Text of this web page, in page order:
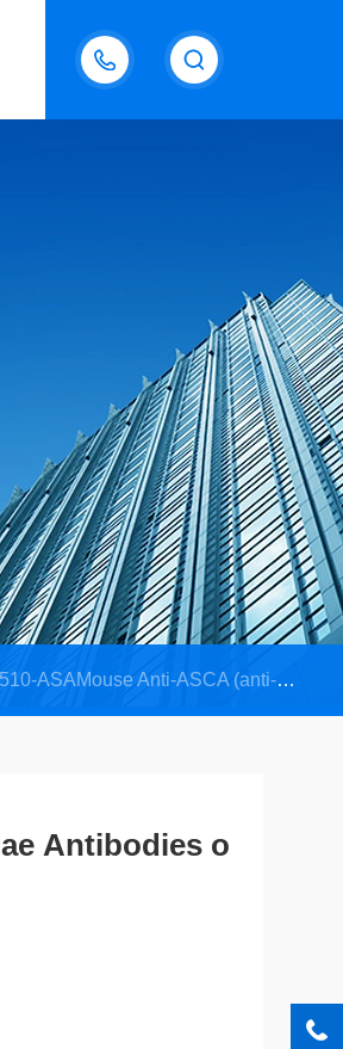
18611095289
Anti-ASCA (anti-S. cerevisiae Antibodies or anti-mannan) IgA ELISA Kit
Antibodies o